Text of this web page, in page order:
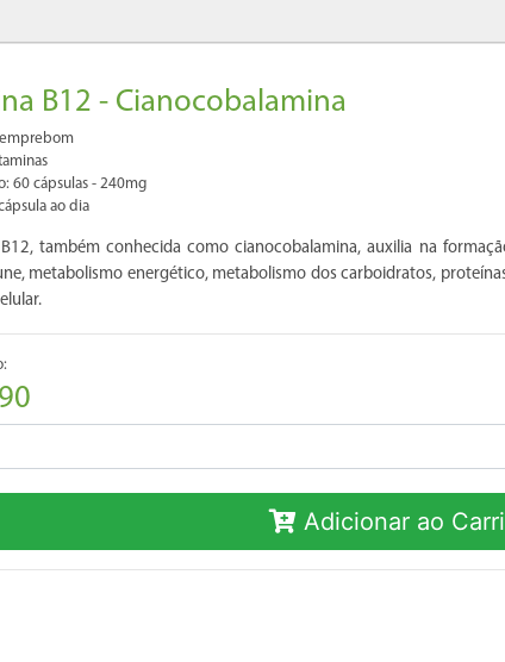
B12 - Cianocobalamina
60 cápsulas - 240mg
ao dia
também conhecida como cianocobalamina, auxilia na
metabolismo energético, metabolismo dos carboidratos,
Adicionar ao